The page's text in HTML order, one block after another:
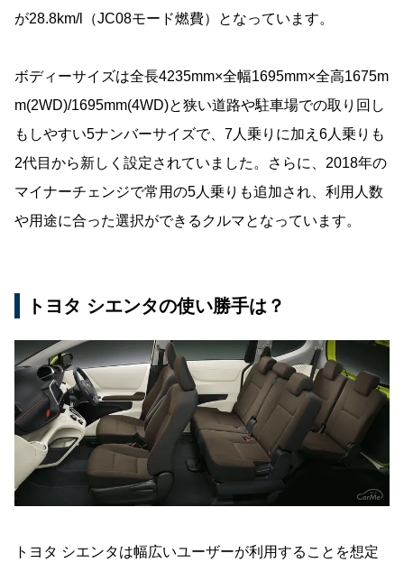
が28.8km/l（JC08モード燃費）となっています。
ボディーサイズは全長4235mm×全幅1695mm×全高1675m
m(2WD)/1695mm(4WD)と狭い道路や駐車場での取り回し
もしやすい5ナンバーサイズで、7人乗りに加え6人乗りも
2代目から新しく設定されていました。さらに、2018年の
マイナーチェンジで常用の5人乗りも追加され、利用人数
や用途に合った選択ができるクルマとなっています。
トヨタ シエンタの使い勝手は？
トヨタ シエンタは幅広いユーザーが利用することを想定